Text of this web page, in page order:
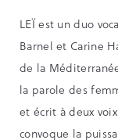
LEÏ est un duo
Barnel et Carine
de la
la parole des
et écrit à deux
convoque la